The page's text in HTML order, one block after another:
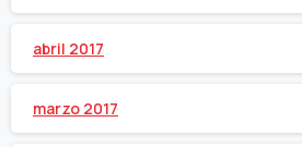
abril 2017
marzo 2017